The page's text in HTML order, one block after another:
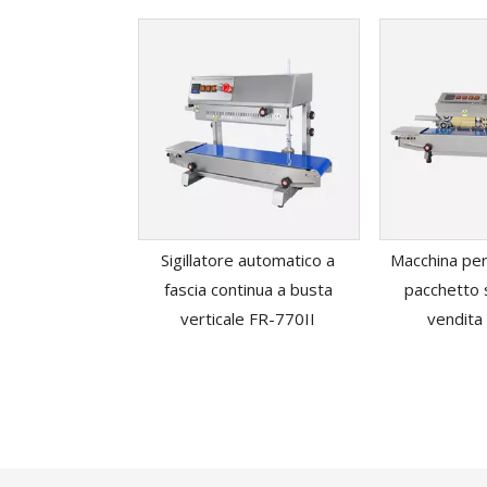
Sigillatore automatico a
fascia continua a busta
verticale FR-770II
Macchina
pacchetto